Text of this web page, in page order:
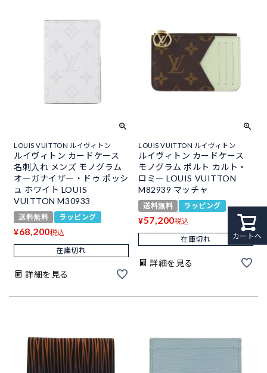
LOUIS VUITTON ルイヴィトン
ルイヴィトン カードケース
名刺入れ メンズ モノグラム
オーガナイザー・ドゥ ポッシ
ュ ホワイト LOUIS
VUITTON M30933
送料無料 ラッピング
¥68,200税込
在庫切れ
詳細を見る
LOUIS VUITTON ルイヴィトン
ルイヴィトン カードケース
モノグラム ポルト カルト・
ロミー LOUIS VUITTON
M82939 マッチャ
送料無料 ラッピング
¥57,200税込
在庫切れ
詳細を見る
カートへ